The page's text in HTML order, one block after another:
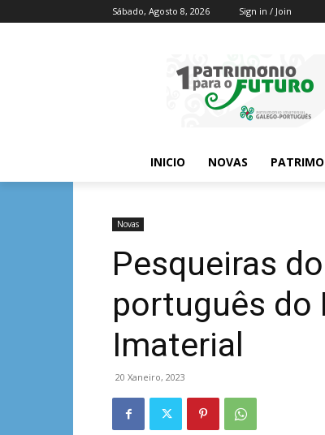
Sábado, Agosto 8, 2026 Sign in / Join
INICIO NOVAS
Novas
Pesqueiras
português do
Imaterial
20 Xaneiro, 2023